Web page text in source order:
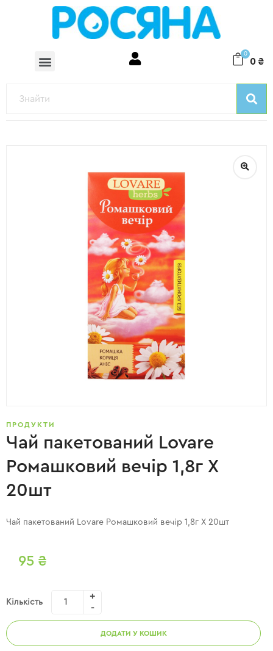
0
0 ₴
ПРОДУКТИ
Чай пакетований Lovare
Ромашковий вечір 1,8г X
20шт
Чай пакетований Lovare Ромашковий вечір 1,8г X 20шт
95 ₴
Кількість
ДОДАТИ У КОШИК